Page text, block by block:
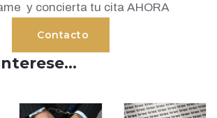
y concierta tu cita AHORA
Contacto